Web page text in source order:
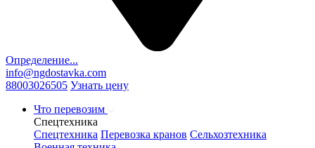
Определение...
info@ngdostavka.com
88003026505 Узнать цену
Что перевозим
Спецтехника
Спецтехника Перевозка кранов Сельхозтехника